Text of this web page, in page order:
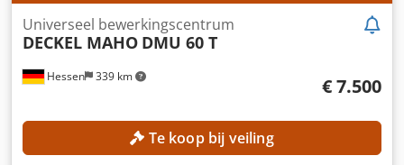
Hessen 339 km
Universeel bewerkingscentrum
DECKEL MAHO DMU 60 T
€ 7.500
Te koop bij veiling